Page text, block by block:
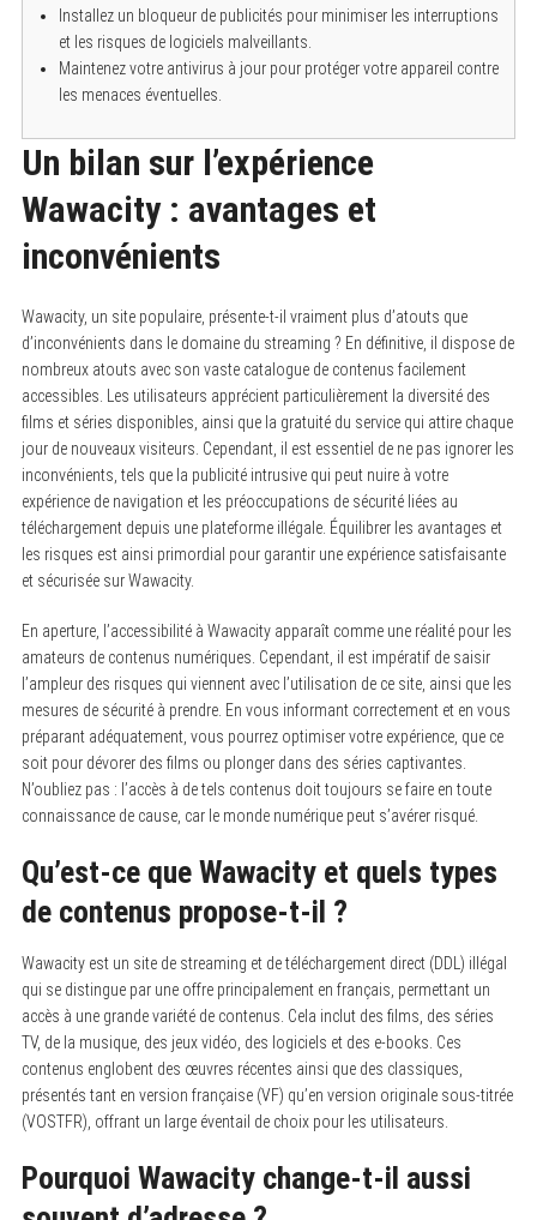
Installez un bloqueur de publicités pour minimiser les interruptions
et les risques de logiciels malveillants.
Maintenez votre antivirus à jour pour protéger votre appareil contre
les menaces éventuelles.
Un bilan sur l’expérience
Wawacity : avantages et
inconvénients
Wawacity, un site populaire, présente-t-il vraiment plus d’atouts que
d’inconvénients dans le domaine du streaming ? En définitive, il dispose de
nombreux atouts avec son vaste catalogue de contenus facilement
accessibles. Les utilisateurs apprécient particulièrement la diversité des
films et séries disponibles, ainsi que la gratuité du service qui attire chaque
jour de nouveaux visiteurs. Cependant, il est essentiel de ne pas ignorer les
inconvénients, tels que la publicité intrusive qui peut nuire à votre
expérience de navigation et les préoccupations de sécurité liées au
téléchargement depuis une plateforme illégale. Équilibrer les avantages et
les risques est ainsi primordial pour garantir une expérience satisfaisante
et sécurisée sur Wawacity.
En aperture, l’accessibilité à Wawacity apparaît comme une réalité pour les
amateurs de contenus numériques. Cependant, il est impératif de saisir
l’ampleur des risques qui viennent avec l’utilisation de ce site, ainsi que les
mesures de sécurité à prendre. En vous informant correctement et en vous
préparant adéquatement, vous pourrez optimiser votre expérience, que ce
soit pour dévorer des films ou plonger dans des séries captivantes.
N’oubliez pas : l’accès à de tels contenus doit toujours se faire en toute
connaissance de cause, car le monde numérique peut s’avérer risqué.
Qu’est-ce que Wawacity et quels types
de contenus propose-t-il ?
Wawacity est un site de streaming et de téléchargement direct (DDL) illégal
qui se distingue par une offre principalement en français, permettant un
accès à une grande variété de contenus. Cela inclut des films, des séries
TV, de la musique, des jeux vidéo, des logiciels et des e-books. Ces
contenus englobent des œuvres récentes ainsi que des classiques,
présentés tant en version française (VF) qu’en version originale sous-titrée
(VOSTFR), offrant un large éventail de choix pour les utilisateurs.
Pourquoi Wawacity change-t-il aussi